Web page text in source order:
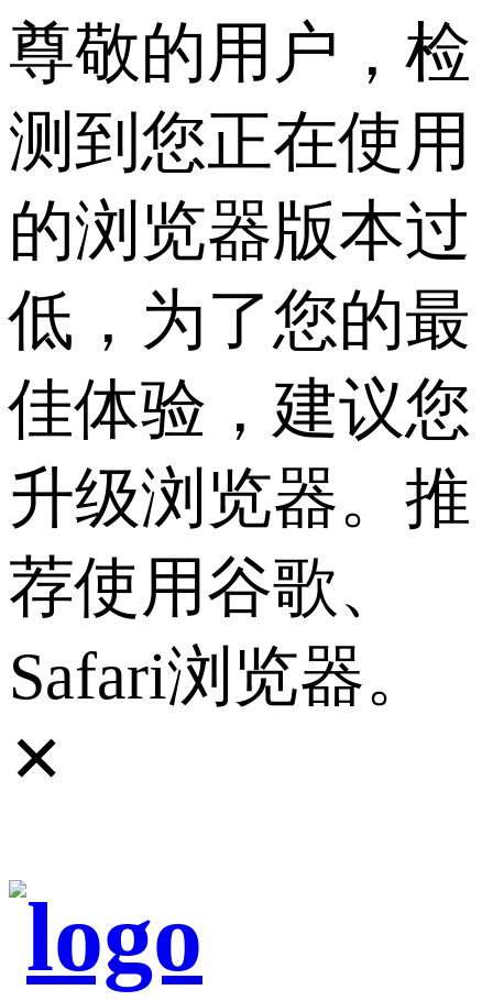
尊敬的用户，检
测到您正在使用
的浏览器版本过
低，为了您的最
佳体验，建议您
升级浏览器。推
荐使用谷歌、
Safari浏览器。
✕